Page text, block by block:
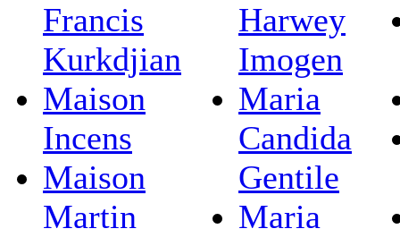
Francis
Kurkdjian
Maison
Incens
Maison
Martin
Harwey
Imogen
Maria
Candida
Gentile
Maria